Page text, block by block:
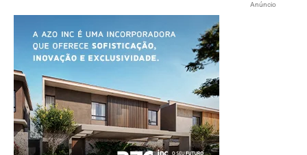
Anúncio